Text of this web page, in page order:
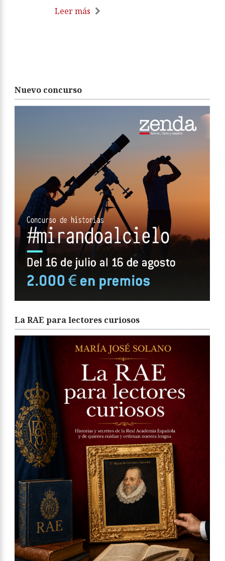
Leer más
Nuevo concurso
La RAE para lectores curiosos